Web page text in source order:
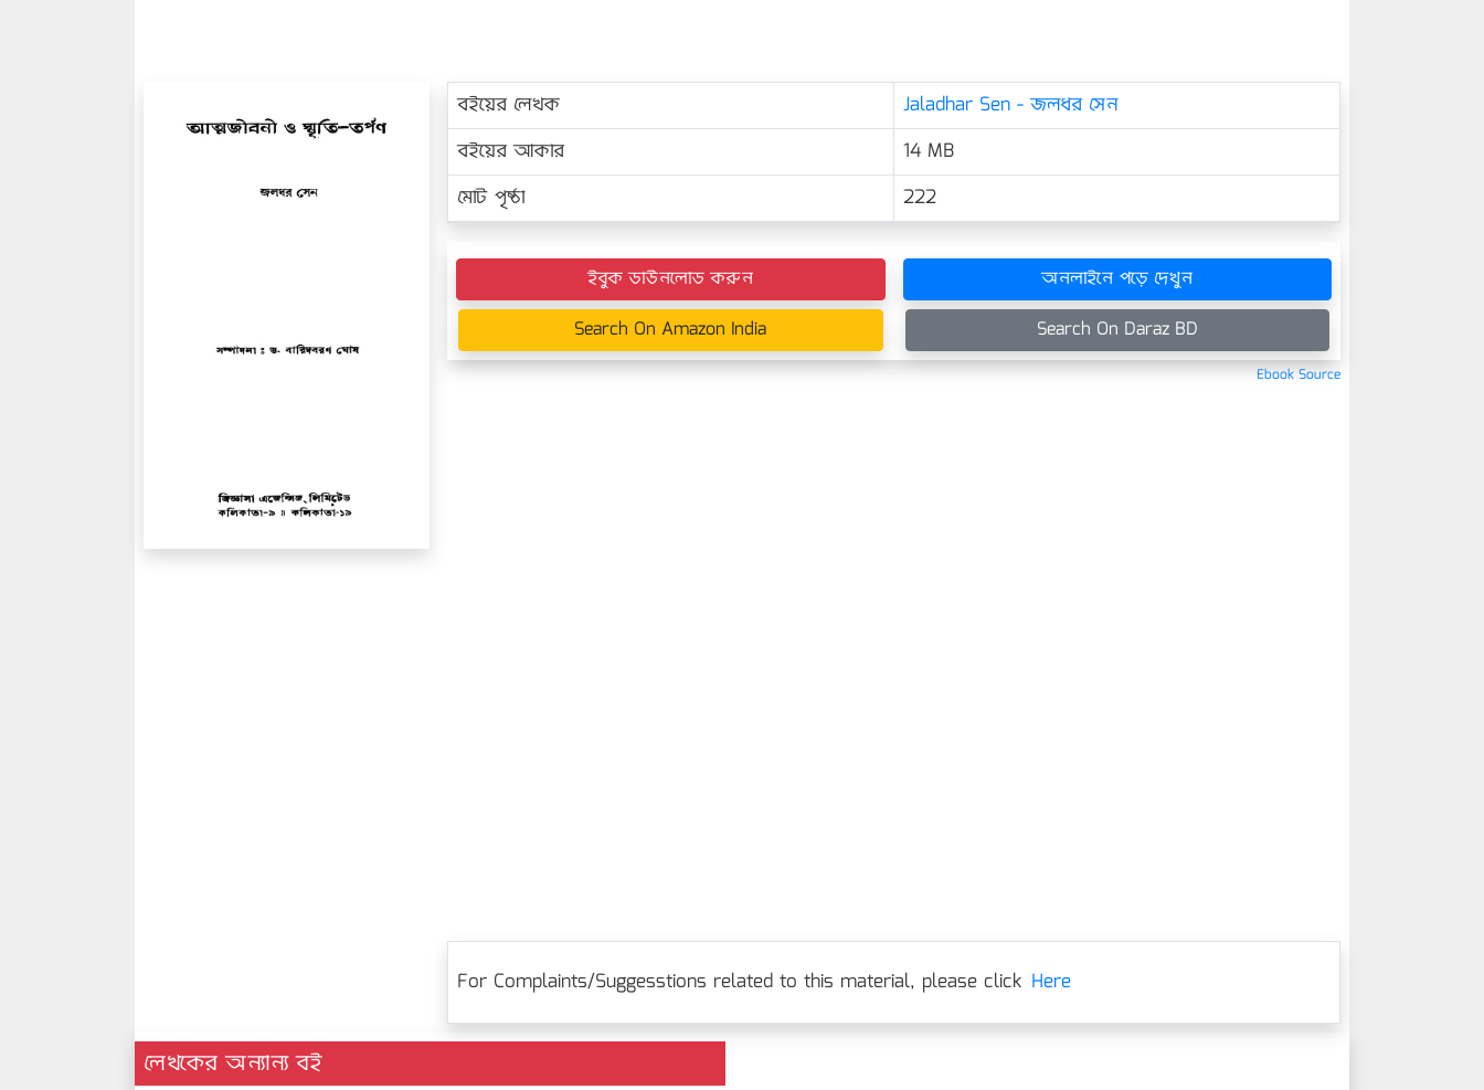
বইয়ের লেখক
Jaladhar Sen - জলধর সেন
বইয়ের আকার
14 MB
মোট পৃষ্ঠা
222
ইবুক ডাউনলোড করুন
অনলাইনে পড়ে দেখুন
Search On Amazon India
Search On Daraz BD
Ebook Source
For Complaints/Suggesstions related to this material, please click Here
লেখকের অন্যান্য বই